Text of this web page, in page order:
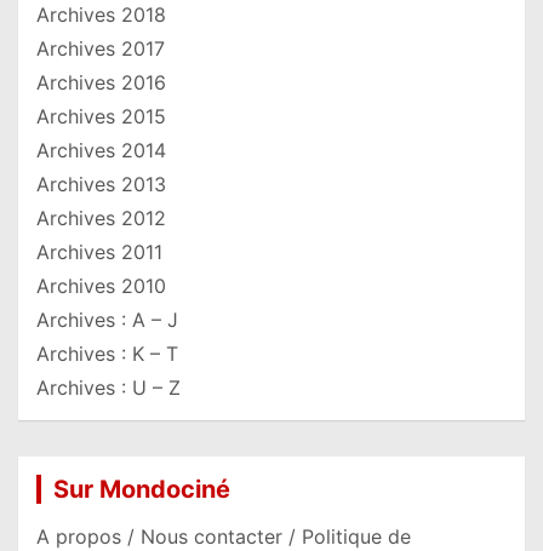
Archives 2018
Archives 2017
Archives 2016
Archives 2015
Archives 2014
Archives 2013
Archives 2012
Archives 2011
Archives 2010
Archives : A – J
Archives : K – T
Archives : U – Z
Sur Mondociné
A propos / Nous contacter / Politique de